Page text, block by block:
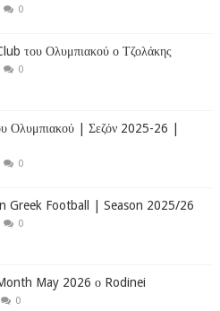
0
του Ολυμπιακού ο Τζολάκης
0
Ολυμπιακού | Σεζόν 2025-26 |
0
Greek Football | Season 2025/26
0
May 2026 ο Rodinei
0